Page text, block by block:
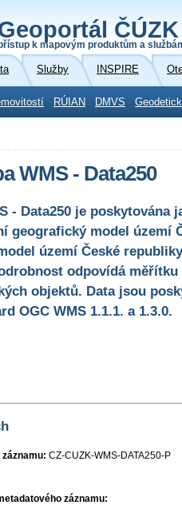
ČÚZK
k mapovým produktům a
Služby INSPIRE
RÚIAN DMVS
WMS - Data250
- Data250 je poskytována
model území
území České
odpovídá měřítku
objektů. Data jsou
OGC WMS 1.1.1. a 1.3.0.
CZ-CUZK-WMS-DATA250-P
záznamu: